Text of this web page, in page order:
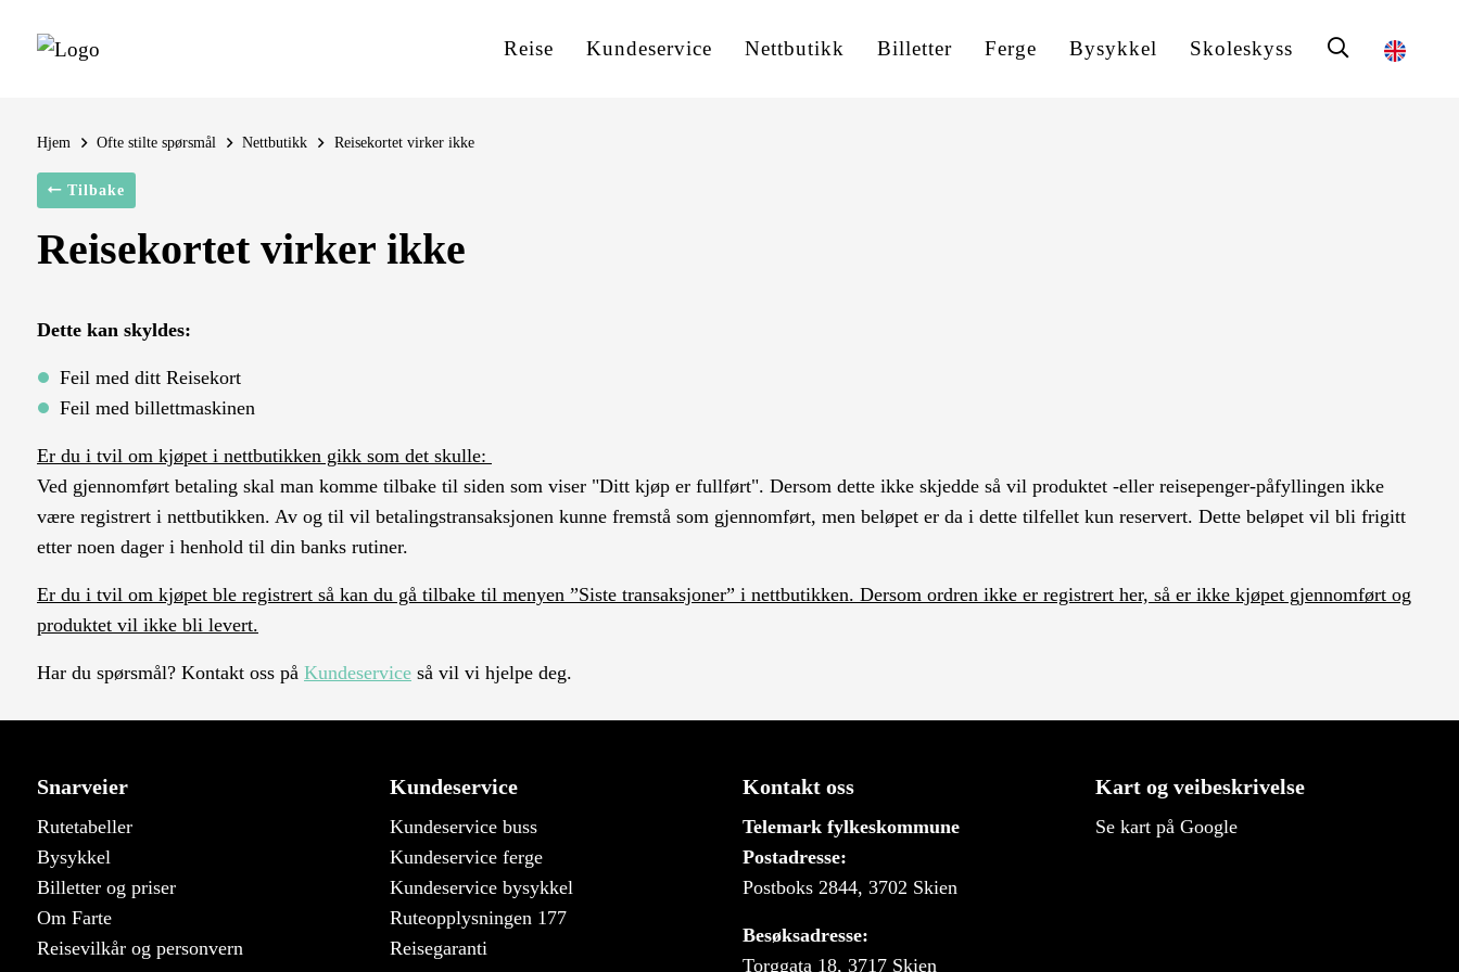
Reise Kundeservice Nettbutikk Billetter Ferge Bysykkel Skoleskyss
Hjem Ofte stilte spørsmål Nettbutikk Reisekortet virker ikke
Tilbake
Reisekortet virker ikke
Dette kan skyldes:
Feil med ditt Reisekort
Feil med billettmaskinen
Er du i tvil om kjøpet i nettbutikken gikk som det skulle:
Ved gjennomført betaling skal man komme tilbake til siden som viser "Ditt kjøp er fullført". Dersom dette ikke skjedde så vil produktet -eller reisepenger-påfyllingen ikke
være registrert i nettbutikken. Av og til vil betalingstransaksjonen kunne fremstå som gjennomført, men beløpet er da i dette tilfellet kun reservert. Dette beløpet vil bli frigitt
etter noen dager i henhold til din banks rutiner.
Er du i tvil om kjøpet ble registrert så kan du gå tilbake til menyen ”Siste transaksjoner” i nettbutikken. Dersom ordren ikke er registrert her, så er ikke kjøpet gjennomført og
produktet vil ikke bli levert.
Har du spørsmål? Kontakt oss på Kundeservice så vil vi hjelpe deg.
Snarveier
Rutetabeller
Bysykkel
Billetter og priser
Om Farte
Reisevilkår og personvern
Kundeservice
Kundeservice buss
Kundeservice ferge
Kundeservice bysykkel
Ruteopplysningen 177
Reisegaranti
Kontakt oss
Telemark fylkeskommune
Postadresse:
Postboks 2844, 3702 Skien
Besøksadresse:
Torggata 18, 3717 Skien
Kart og veibeskrivelse
Se kart på Google